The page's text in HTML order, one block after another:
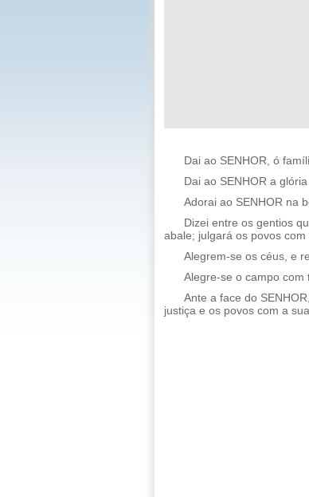
Dai ao SENHOR, ó
Dai ao SENHOR a
Adorai ao SENHOR na
Dizei entre os gentios
abale; julgará os povos com
Alegrem-se os céus, e
Alegre-se o campo com
Ante a face do
justiça e os povos com a